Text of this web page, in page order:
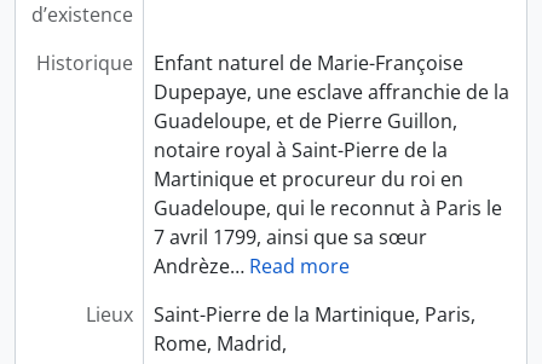
d’existence
Historique
Enfant naturel de Marie-Françoise
Dupepaye, une esclave affranchie de la
Guadeloupe, et de Pierre Guillon,
notaire royal à Saint-Pierre de la
Martinique et procureur du roi en
Guadeloupe, qui le reconnut à Paris le
7 avril 1799, ainsi que sa sœur
Andrèze… Read more
Lieux
Saint-Pierre de la Martinique, Paris,
Rome, Madrid,